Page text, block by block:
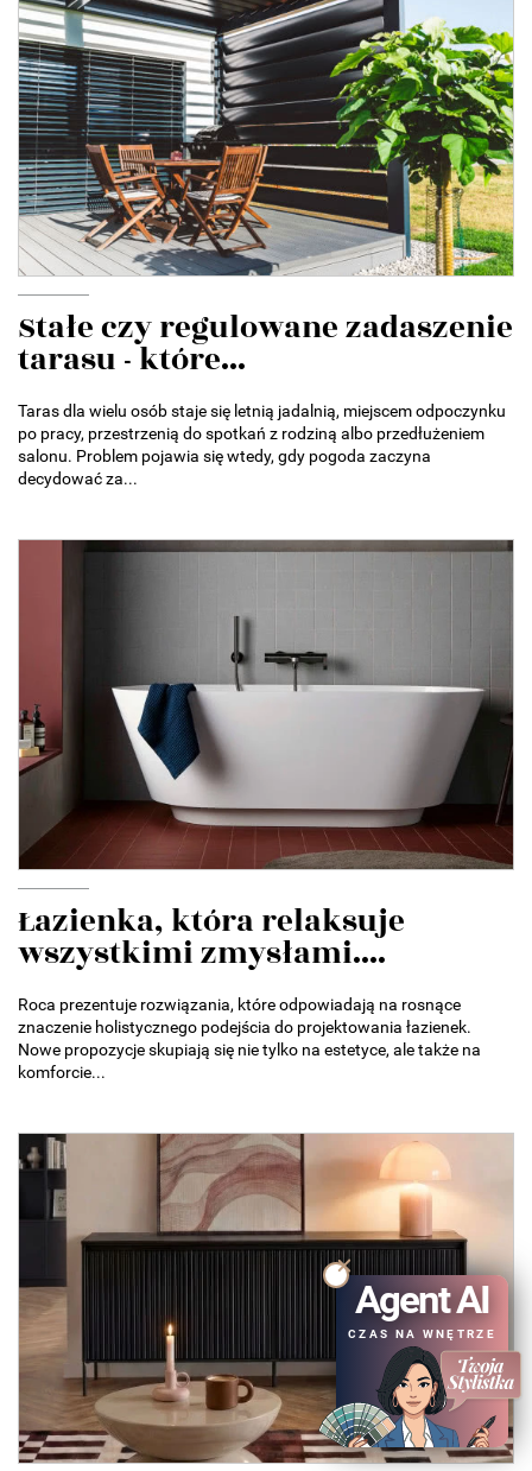
Stałe czy regulowane zadaszenie
tarasu - które...
Taras dla wielu osób staje się letnią jadalnią, miejscem odpoczynku
po pracy, przestrzenią do spotkań z rodziną albo przedłużeniem
salonu. Problem pojawia się wtedy, gdy pogoda zaczyna
decydować za...
Łazienka, która relaksuje
wszystkimi zmysłami....
Roca prezentuje rozwiązania, które odpowiadają na rosnące
znaczenie holistycznego podejścia do projektowania łazienek.
Nowe propozycje skupiają się nie tylko na estetyce, ale także na
komforcie...
Agent AI
CZAS NA WNĘTRZE